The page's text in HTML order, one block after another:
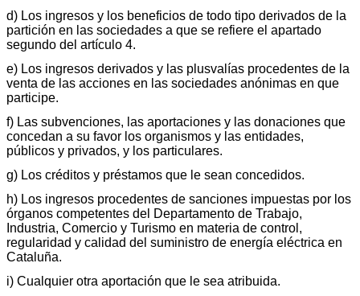
d) Los ingresos y los beneficios de todo tipo derivados de la
partición en las sociedades a que se refiere el apartado
segundo del artículo 4.
e) Los ingresos derivados y las plusvalías procedentes de la
venta de las acciones en las sociedades anónimas en que
participe.
f) Las subvenciones, las aportaciones y las donaciones que
concedan a su favor los organismos y las entidades,
públicos y privados, y los particulares.
g) Los créditos y préstamos que le sean concedidos.
h) Los ingresos procedentes de sanciones impuestas por los
órganos competentes del Departamento de Trabajo,
Industria, Comercio y Turismo en materia de control,
regularidad y calidad del suministro de energía eléctrica en
Cataluña.
i) Cualquier otra aportación que le sea atribuida.